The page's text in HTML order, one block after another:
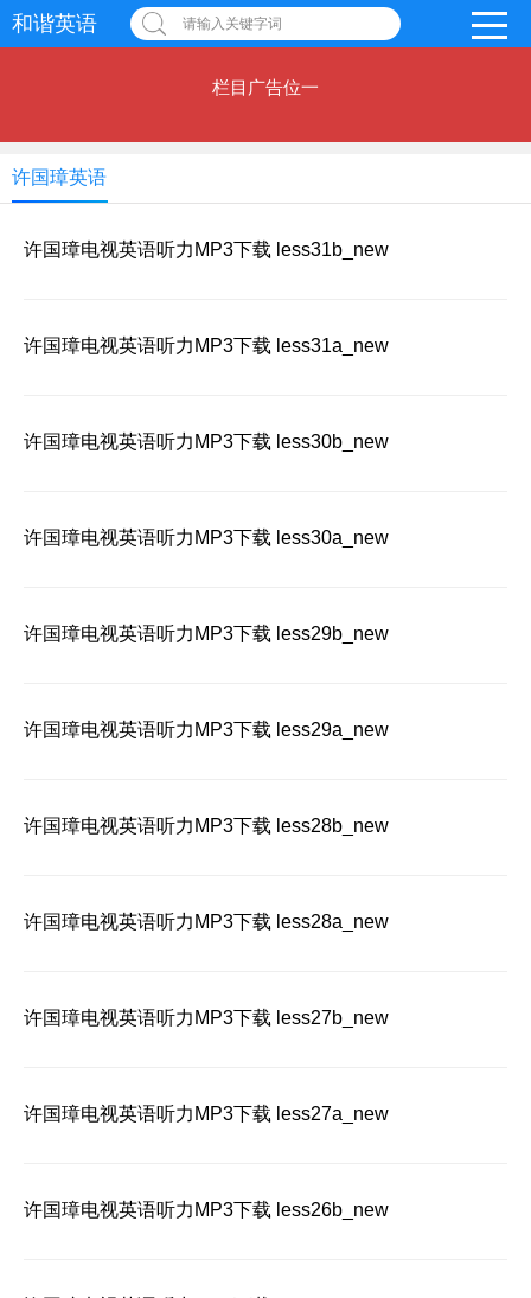
和谐英语 请输入关键字词
栏目广告位一
许国璋英语
许国璋电视英语听力MP3下载 less31b_new
许国璋电视英语听力MP3下载 less31a_new
许国璋电视英语听力MP3下载 less30b_new
许国璋电视英语听力MP3下载 less30a_new
许国璋电视英语听力MP3下载 less29b_new
许国璋电视英语听力MP3下载 less29a_new
许国璋电视英语听力MP3下载 less28b_new
许国璋电视英语听力MP3下载 less28a_new
许国璋电视英语听力MP3下载 less27b_new
许国璋电视英语听力MP3下载 less27a_new
许国璋电视英语听力MP3下载 less26b_new